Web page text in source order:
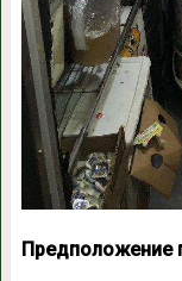
Предположение